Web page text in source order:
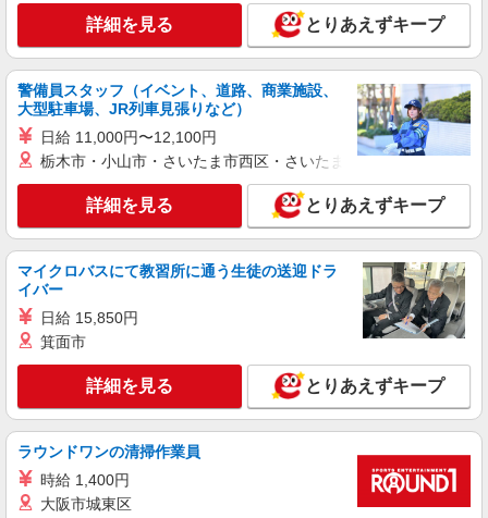
+゜ 入社祝い金10万円支給(規定有) お友達を紹介
頂くと, インセンティブ支給(規定有) ★月2回払
い・週払い可能（規程有）★ ゜・。○。・゜
+゜・。○。・゜+゜
長崎県諫早市のauショップ
キープ 詳細を見る
派遣社員
株式会社シエロ
【softbank】人気機種に詳しくなれる携帯販
売
月給178000円〜200000円（経験・能力によ
る） ※試用期間あり3ヶ月 ※残業代支給 ★交通費
別途支給（規定あり） ゜+゜・。○。・゜+゜・。
○。・゜+゜ 入社祝い金10万円支給(規定有) お友達
を紹介頂くと, インセンティブ支給(規定有) ゜・。
長崎県諫早市のsoftbankショップ
キープ 詳細を見る
紹介予定派遣
株式会社シエロ
スマホ携帯販売【ドコモ】
時給1400円〜1600円（経験・能力による） ※
残業代支給 ★交通費別途支給（規定あり） ゜
+゜・。○。・゜+゜・。○。・゜+゜ 入社祝い金10
詳細を見る とりあえずキープ
警備員スタッフ（イベント、道路、商業施設、
大型駐車場、JR列車見張りなど）
日給 11,000円〜12,100円
栃木市・小山市・さいたま市西区・さいたま市岩槻区・久喜市・
詳細を見る とりあえずキープ
マイクロバスにて教習所に通う生徒の送迎ドラ
イバー
日給 15,850円
箕面市
詳細を見る とりあえずキープ
ラウンドワンの清掃作業員
時給 1,400円
大阪市城東区